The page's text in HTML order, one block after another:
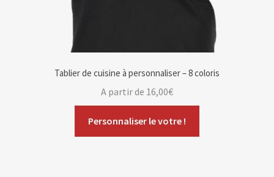
Tablier de cuisine à personnaliser – 8 coloris
Personnaliser le votre !
A partir de 16,00€